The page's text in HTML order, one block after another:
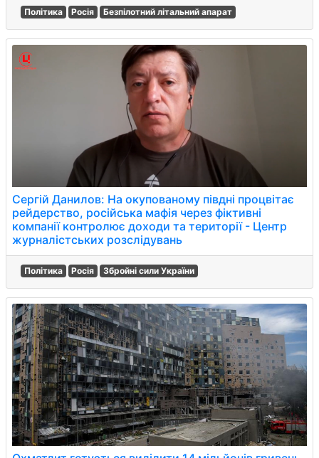
Політика Росія Безпілотний літальний апарат
Сергій Данилов: На окупованому півдні процвітає
рейдерство, російська мафія через фіктивні
компанії контролює доходи та території - Центр
журналістських розслідувань
Політика Росія Збройні сили України